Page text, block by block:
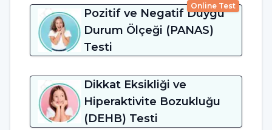
Online Test
Pozitif ve Negatif Duygu
Durum Ölçeği (PANAS)
Testi
Dikkat Eksikliği ve
Hiperaktivite Bozukluğu
(DEHB) Testi